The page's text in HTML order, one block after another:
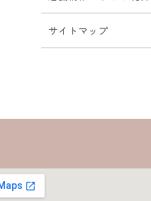
サイトマップ